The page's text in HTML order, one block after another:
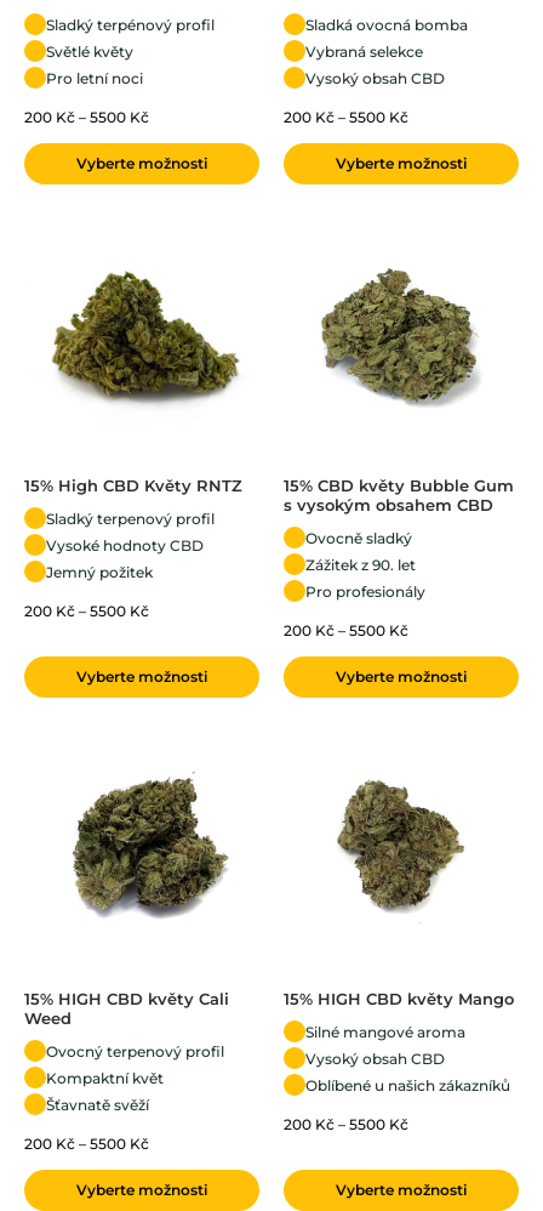
Sladký terpénový profil
Světlé květy
Pro letní noci
200 Kč – 5500 Kč
Vyberte možnosti
Sladká ovocná bomba
Vybraná selekce
Vysoký obsah CBD
200 Kč – 5500 Kč
Vyberte možnosti
15% High CBD Květy RNTZ
Sladký terpenový profil
Vysoké hodnoty CBD
Jemný požitek
200 Kč – 5500 Kč
Vyberte možnosti
15% CBD květy Bubble Gum
s vysokým obsahem CBD
Ovocně sladký
Zážitek z 90. let
Pro profesionály
200 Kč – 5500 Kč
Vyberte možnosti
15% HIGH CBD květy Cali
Weed
Ovocný terpenový profil
Kompaktní květ
Šťavnatě svěží
200 Kč – 5500 Kč
Vyberte možnosti
15% HIGH CBD květy Mango
Silné mangové aroma
Vysoký obsah CBD
Oblíbené u našich zákazníků
200 Kč – 5500 Kč
Vyberte možnosti